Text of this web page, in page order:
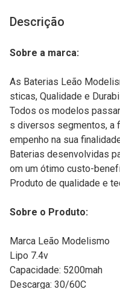
Descrição
Sobre a marca:
As Baterias Leão
sticas, Qualidade e
Todos os modelos
s diversos segmentos, a
empenho na sua
Baterias desenvolvidas
om um ótimo custo-
Produto de qualidade e
Sobre o Produto:
Marca Leão Modelismo
Lipo 7.4v
Capacidade: 5200mah
Descarga: 30/60C